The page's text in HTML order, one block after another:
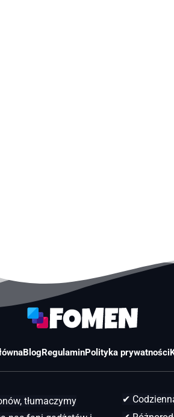
BlogRegulaminPolityka prywatności
tłumaczymy
✔